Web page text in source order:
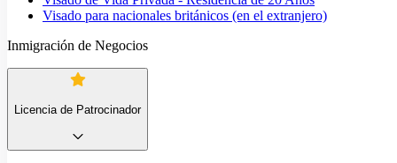
Visado para nacionales británicos (en el extranjero)
Inmigración de Negocios
Licencia de Patrocinador